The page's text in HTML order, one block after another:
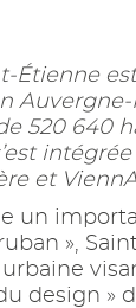
Étienne
520 640
et
un
»,
design »